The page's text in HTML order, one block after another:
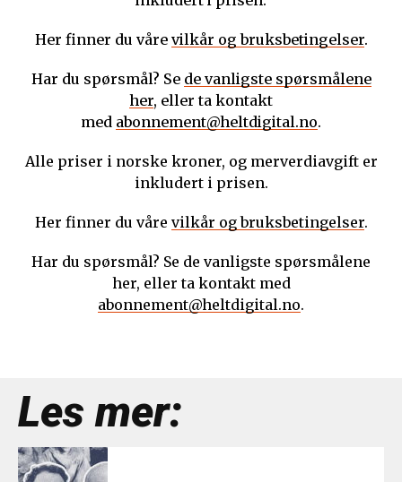
Her finner du våre vilkår og bruksbetingelser.
Har du spørsmål? Se de vanligste spørsmålene
her, eller ta kontakt
med abonnement@heltdigital.no.
Alle priser i norske kroner, og merverdiavgift er
inkludert i prisen.
Her finner du våre vilkår og bruksbetingelser.
Har du spørsmål? Se de vanligste spørsmålene
her, eller ta kontakt med
abonnement@heltdigital.no.
Les mer: